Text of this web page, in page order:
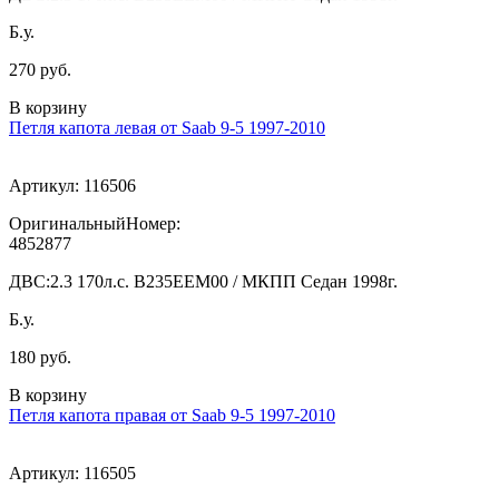
Б.у.
270 руб.
В корзину
Петля капота левая от Saab 9-5 1997-2010
Артикул: 116506
ОригинальныйНомер:
4852877
ДВС:2.3 170л.с. В235ЕЕМ00 / МКПП Седан 1998г.
Б.у.
180 руб.
В корзину
Петля капота правая от Saab 9-5 1997-2010
Артикул: 116505